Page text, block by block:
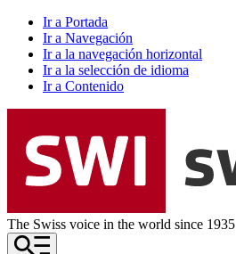
Ir a Portada
Ir a Navegación
Ir a la navegación horizontal
Ir a la selección de idioma
Ir a Contenido
The Swiss voice in the world since 1935